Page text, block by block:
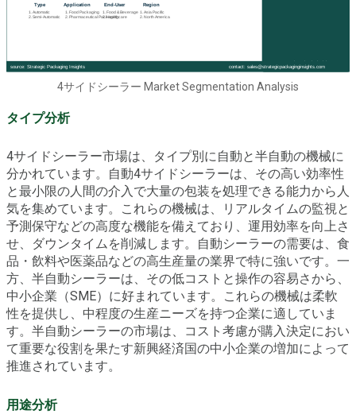
4サイドシーラー Market Segmentation Analysis
タイプ分析
4サイドシーラー市場は、タイプ別に自動と半自動の機械に
分かれています。自動4サイドシーラーは、その高い効率性
と最小限の人間の介入で大量の包装を処理できる能力から人
気を集めています。これらの機械は、リアルタイムの監視と
予測保守などの高度な機能を備えており、運用効率を向上さ
せ、ダウンタイムを削減します。自動シーラーの需要は、食
品・飲料や医薬品などの高生産量の業界で特に強いです。一
方、半自動シーラーは、その低コストと操作の容易さから、
中小企業（SME）に好まれています。これらの機械は柔軟
性を提供し、中程度の生産ニーズを持つ企業に適していま
す。半自動シーラーの市場は、コスト考慮が購入決定におい
て重要な役割を果たす新興経済国の中小企業の増加によって
推進されています。
用途分析